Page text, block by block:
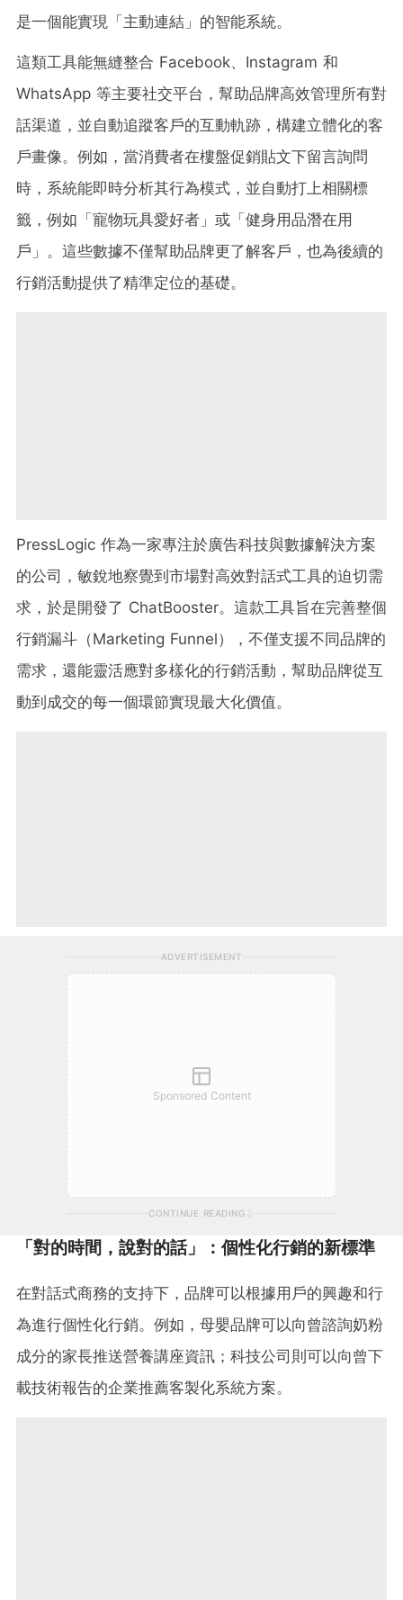
是一個能實現「主動連結」的智能系統。
這類工具能無縫整合 Facebook、Instagram 和
WhatsApp 等主要社交平台，幫助品牌高效管理所有對
話渠道，並自動追蹤客戶的互動軌跡，構建立體化的客
戶畫像。例如，當消費者在樓盤促銷貼文下留言詢問
時，系統能即時分析其行為模式，並自動打上相關標
籤，例如「寵物玩具愛好者」或「健身用品潛在用
戶」。這些數據不僅幫助品牌更了解客戶，也為後續的
行銷活動提供了精準定位的基礎。
PressLogic 作為一家專注於廣告科技與數據解決方案
的公司，敏銳地察覺到市場對高效對話式工具的迫切需
求，於是開發了 ChatBooster。這款工具旨在完善整個
行銷漏斗（Marketing Funnel），不僅支援不同品牌的
需求，還能靈活應對多樣化的行銷活動，幫助品牌從互
動到成交的每一個環節實現最大化價值。
ADVERTISEMENT
Sponsored Content
CONTINUE READING
「對的時間，說對的話」：個性化行銷的新標準
在對話式商務的支持下，品牌可以根據用戶的興趣和行
為進行個性化行銷。例如，母嬰品牌可以向曾諮詢奶粉
成分的家長推送營養講座資訊；科技公司則可以向曾下
載技術報告的企業推薦客製化系統方案。